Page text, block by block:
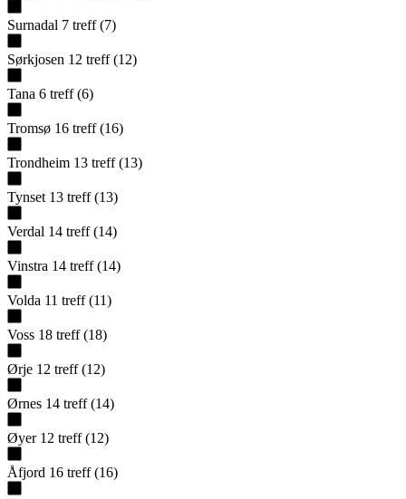
Surnadal 7 treff (7)
Sørkjosen 12 treff (12)
Tana 6 treff (6)
Tromsø 16 treff (16)
Trondheim 13 treff (13)
Tynset 13 treff (13)
Verdal 14 treff (14)
Vinstra 14 treff (14)
Volda 11 treff (11)
Voss 18 treff (18)
Ørje 12 treff (12)
Ørnes 14 treff (14)
Øyer 12 treff (12)
Åfjord 16 treff (16)